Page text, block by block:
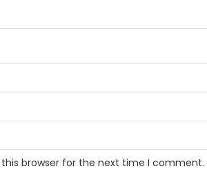
browser for the next time I comment.